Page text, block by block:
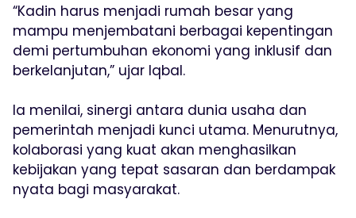
“Kadin harus menjadi rumah besar yang
mampu menjembatani berbagai kepentingan
demi pertumbuhan ekonomi yang inklusif dan
berkelanjutan,” ujar Iqbal.
Ia menilai, sinergi antara dunia usaha dan
pemerintah menjadi kunci utama. Menurutnya,
kolaborasi yang kuat akan menghasilkan
kebijakan yang tepat sasaran dan berdampak
nyata bagi masyarakat.